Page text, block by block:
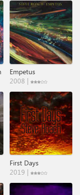
Empetus
2008 |
First Days
2019 |